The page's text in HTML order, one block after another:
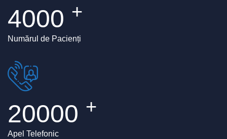
4000 +
Numărul de Pacienți
20000 +
Apel Telefonic